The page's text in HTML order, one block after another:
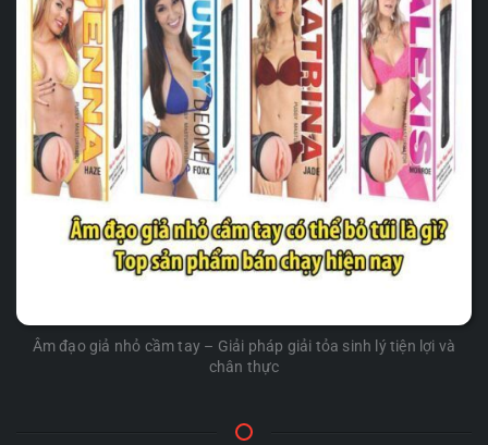
Âm đạo giả nhỏ cầm tay – Giải pháp giải tỏa sinh lý tiện lợi và
chân thực